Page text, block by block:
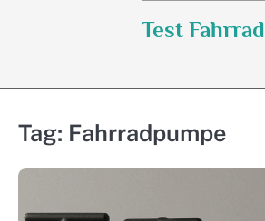
Test Fahrrad
Tag: Fahrradpumpe